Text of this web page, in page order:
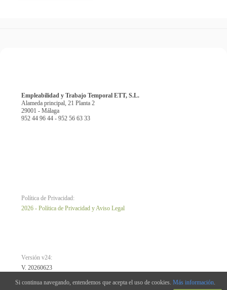
Empleabilidad y Trabajo Temporal ETT, S.L.
Alameda principal, 21 Planta 2
29001 - Málaga
952 44 96 44 - 952 56 63 33
Política de Privacidad:
2026 - Política de Privacidad y Aviso Legal
Versión v24:
V. 20260623
Si continua navegando, entendemos que acepta el uso de cookies. Más información.